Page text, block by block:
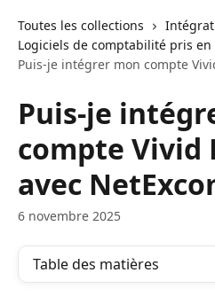
Toutes les collections
Logiciels de comptabilité pris
Puis-je intégrer mon compte
Puis-je
compte Vivid
avec
6 novembre 2025
Table des matières